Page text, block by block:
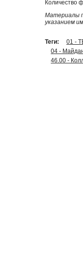
Количество
Материалы
указанием
Теги: 01 -
04 -
46.00 -